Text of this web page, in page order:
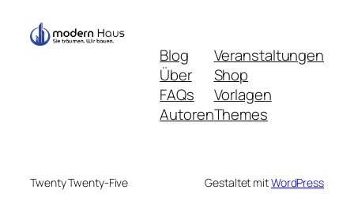
Blog
Über
FAQs
Autoren
Veranstaltungen
Shop
Vorlagen
Themes
Twenty Twenty-Five Gestaltet mitWordPress